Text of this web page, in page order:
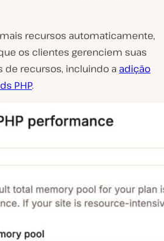
recursos automaticamente,
os clientes gerenciem suas
de recursos, incluindo a adição
PHP.